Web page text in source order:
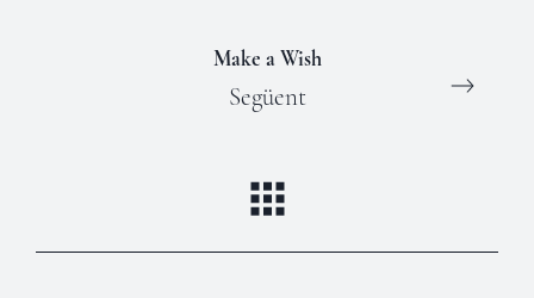
Make a Wish
Següent